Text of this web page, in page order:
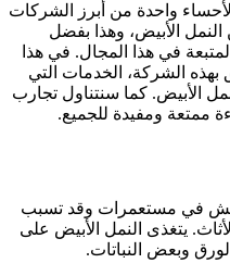
واحدة من أبرز الشركات
النمل الأبيض، وهذا بفضل
في هذا المجال. في هذا
الشركة، الخدمات التي
الأبيض. كما سنتناول تجارب
ممتعة ومفيدة للجميع.
في مستعمرات وقد تسبب
يتغذى النمل الأبيض على